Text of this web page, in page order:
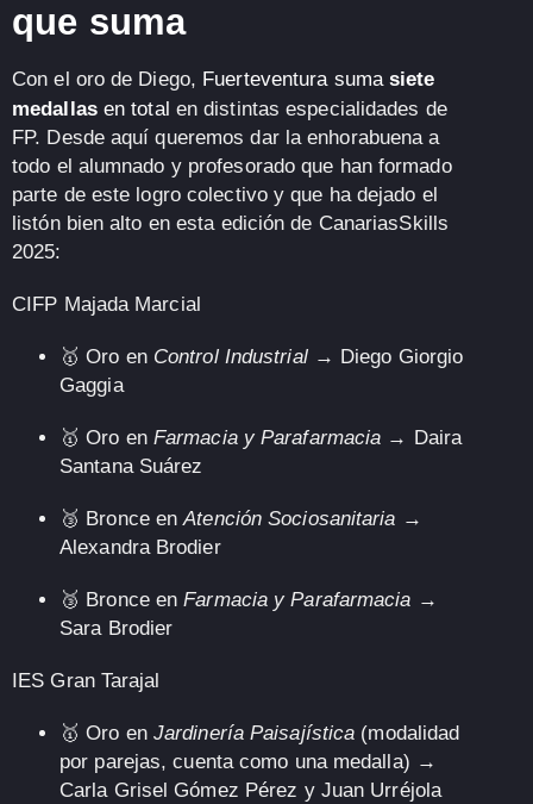
que suma
Con el oro de Diego, Fuerteventura sumasiete
medallasen total en distintas especialidades de
FP. Desde aquí queremos dar la enhorabuena a
todo el alumnado y profesorado que han formado
parte de este logro colectivo y que ha dejado el
listón bien alto en esta edición de CanariasSkills
2025:
CIFP Majada Marcial
🥇Oro en Control Industrial→ Diego Giorgio
Gaggia
🥇Oro en Farmacia y Parafarmacia →
Daira
Santana Suárez
🥉 BronceenAtención Sociosanitaria →
Alexandra Brodier
🥉 BronceenFarmacia y Parafarmacia →
Sara Brodier
IES Gran Tarajal
🥇Oro en Jardinería Paisajística (modalidad
por parejas, cuenta como unamedalla) →
Carla Grisel Gómez Pérez y Juan Urréjola